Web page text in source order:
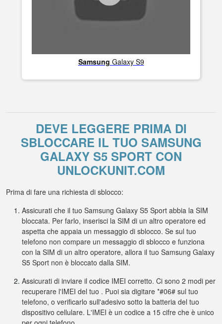
Samsung Galaxy S9
DEVE LEGGERE PRIMA DI
SBLOCCARE IL TUO SAMSUNG
GALAXY S5 SPORT CON
UNLOCKUNIT.COM
Prima di fare una richiesta di sblocco:
Assicurati che il tuo Samsung Galaxy S5 Sport abbia la SIM
bloccata. Per farlo, inserisci la SIM di un altro operatore ed
aspetta che appaia un messaggio di sblocco. Se sul tuo
telefono non compare un messaggio di sblocco e funziona
con la SIM di un altro operatore, allora il tuo Samsung Galaxy
S5 Sport non è bloccato dalla SIM.
Assicurati di inviare il codice IMEI corretto. Ci sono 2 modi per
recuperare l'IMEI del tuo . Puoi sia digitare *#06# sul tuo
telefono, o verificarlo sull'adesivo sotto la batteria del tuo
dispositivo cellulare. L'IMEI è un codice a 15 cifre che è unico